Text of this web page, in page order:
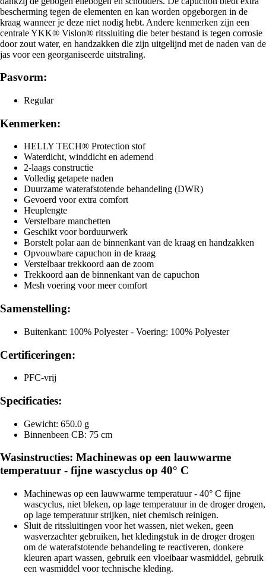
bescherming tegen de elementen en kan worden opgeborgen in de
kraag wanneer je deze niet nodig hebt. Andere kenmerken zijn een
centrale YKK® Vislon® ritssluiting die beter bestand is tegen corrosie
door zout water, en handzakken die zijn uitgelijnd met de naden van de
jas voor een georganiseerde uitstraling.
Pasvorm:
Regular
Kenmerken:
HELLY TECH® Protection stof
Waterdicht, winddicht en ademend
2-laags constructie
Volledig getapete naden
Duurzame waterafstotende behandeling (DWR)
Gevoerd voor extra comfort
Heuplengte
Verstelbare manchetten
Geschikt voor borduurwerk
Borstelt polar aan de binnenkant van de kraag en handzakken
Opvouwbare capuchon in de kraag
Verstelbaar trekkoord aan de zoom
Trekkoord aan de binnenkant van de capuchon
Mesh voering voor meer comfort
Samenstelling:
Buitenkant: 100% Polyester - Voering: 100% Polyester
Certificeringen:
PFC-vrij
Specificaties:
Gewicht: 650.0 g
Binnenbeen CB: 75 cm
Wasinstructies: Machinewas op een lauwwarme
temperatuur - fijne wascyclus op 40° C
Machinewas op een lauwwarme temperatuur - 40° C fijne
wascyclus, niet bleken, op lage temperatuur in de droger drogen,
op lage temperatuur strijken, niet chemisch reinigen.
Sluit de ritssluitingen voor het wassen, niet weken, geen
wasverzachter gebruiken, het kledingstuk in de droger drogen
om de waterafstotende behandeling te reactiveren, donkere
kleuren apart wassen, gebruik een vloeibaar wasmiddel, gebruik
een wasmiddel voor technische kleding.